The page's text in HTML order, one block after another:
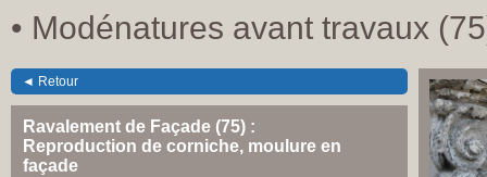
• Modénatures avant travaux
◄ Retour
Ravalement de Façade (75) :
Reproduction de corniche, moulure en
façade